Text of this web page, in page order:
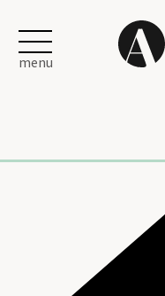
menu